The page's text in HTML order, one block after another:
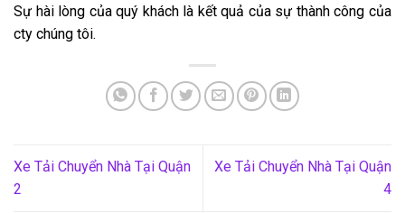
Sự hài lòng của quý khách là kết quả của sự thành công của
cty chúng tôi.
Xe Tải Chuyển Nhà Tại Quận
2
Xe Tải Chuyển Nhà Tại Quận
4